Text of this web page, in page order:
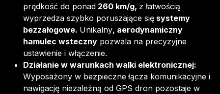
prędkość do ponad 260 km/g, z łatwością
wyprzedza szybko poruszające się systemy
bezzałogowe. Unikalny, aerodynamiczny
hamulec wsteczny pozwala na precyzyjne
ustawienie i włączenie.
Działanie w warunkach walki elektronicznej:
Wyposażony w bezpieczne łącza komunikacyjne i
nawigację niezależną od GPS dron pozostaje w